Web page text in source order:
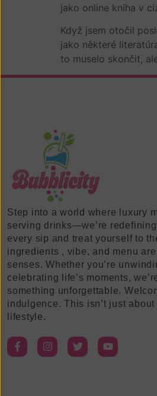
jako online kniha v
Když jsem otočil
jako některé
to muselo skončit,
Step into a world where luxury
serving drinks—we’re
every sip and treat yourself to
ingredients , vibe, and menu
senses. Whether you’re
celebrating life’s moments,
something unforgettable.
indulgence. This isn’t just
lifestyle.